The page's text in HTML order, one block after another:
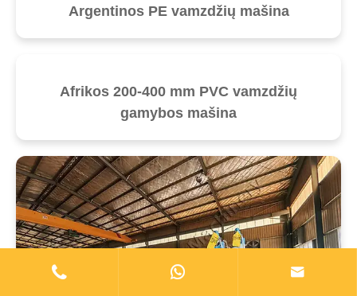
Argentinos PE vamzdžių mašina
Afrikos 200-400 mm PVC vamzdžių
gamybos mašina
  